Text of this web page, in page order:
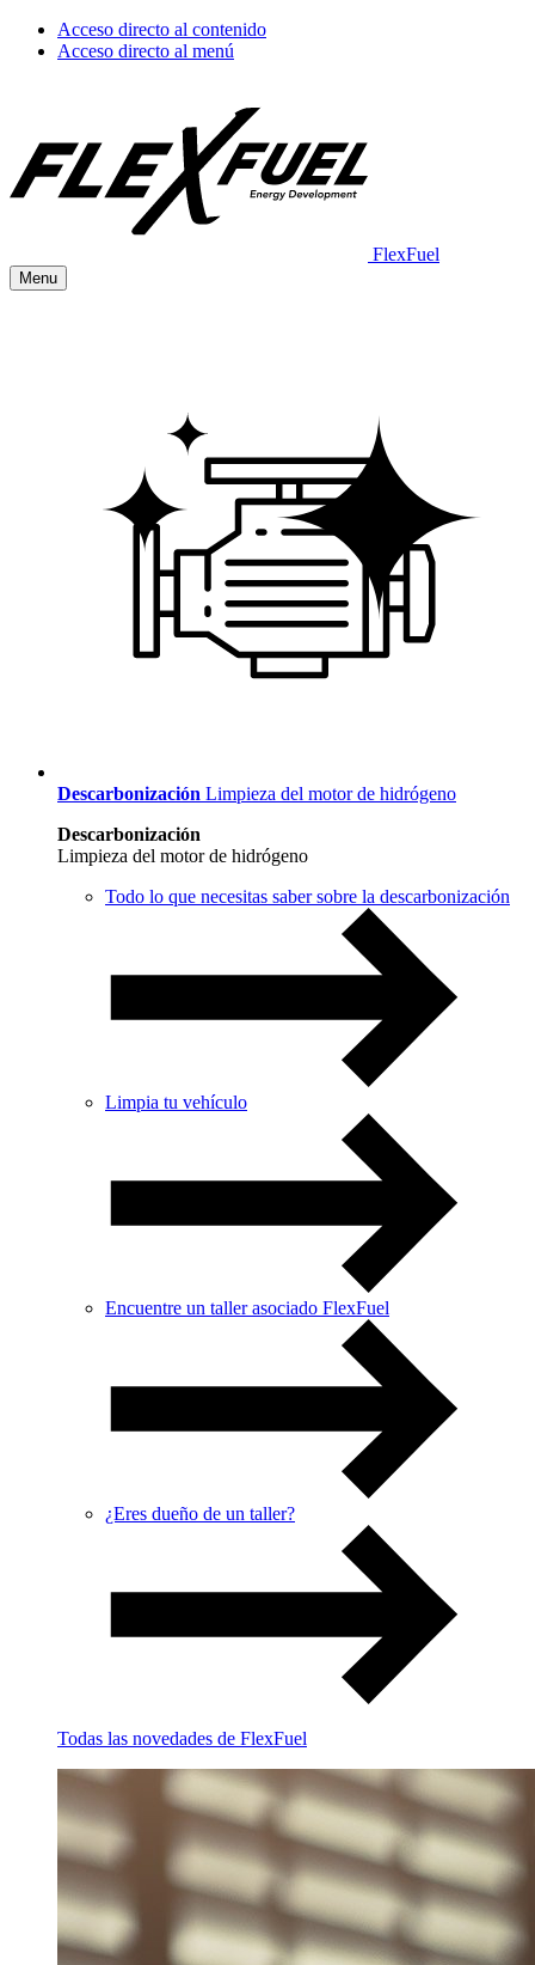
Acceso directo al contenido
Acceso directo al menú
FlexFuel
Menu
Descarbonización Limpieza del motor de hidrógeno
Descarbonización
Limpieza del motor de hidrógeno
Todo lo que necesitas saber sobre la descarbonización
Limpia tu vehículo
Encuentre un taller asociado FlexFuel
¿Eres dueño de un taller?
Todas las novedades de FlexFuel